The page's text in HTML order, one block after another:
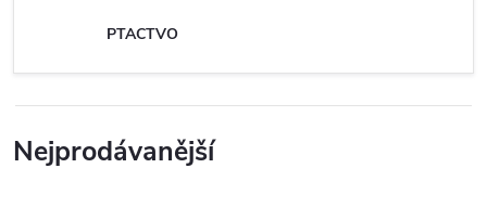
PTACTVO
Nejprodávanější